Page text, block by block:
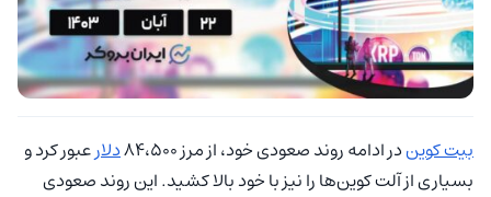
بیت کویندر ادامه روند صعودی خود، از مرز ۸۴،۵۰۰ دلارعبور کرد و
بسیاری از آلت کوین‌ها را نیز با خود بالا کشید. این روند صعودی